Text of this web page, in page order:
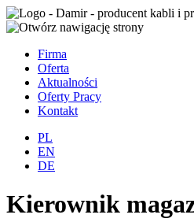
Firma
Oferta
Aktualności
Oferty Pracy
Kontakt
PL
EN
DE
Kierownik